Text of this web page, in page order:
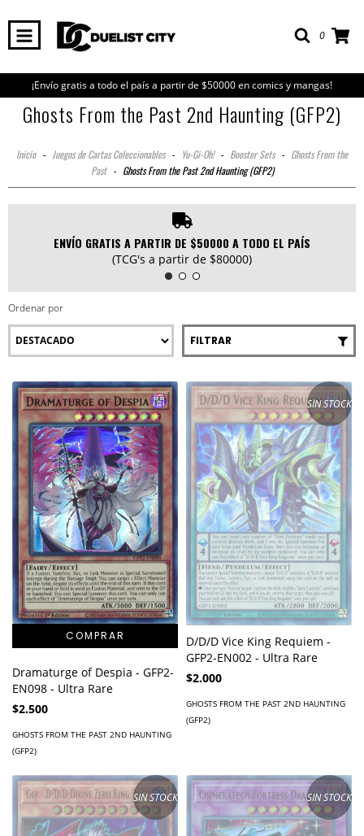
0
¡Envío gratis a todo el país a partir de $50000 en comics y mangas!
Ghosts From the Past 2nd Haunting (GFP2)
Inicio - Juegos de Cartas Coleccionables - Yu-Gi-Oh! - Booster Sets - Ghosts From the
Past - Ghosts From the Past 2nd Haunting (GFP2)
ENVÍO GRATIS A PARTIR DE $50000 A TODO EL PAÍS
(TCG's a partir de $80000)
Ordenar por
FILTRAR
Dramaturge of Despia - GFP2-
EN098 - Ultra Rare
$2.500
GHOSTS FROM THE PAST 2ND HAUNTING
(GFP2)
SIN STOCK
D/D/D Vice King Requiem -
GFP2-EN002 - Ultra Rare
$2.000
GHOSTS FROM THE PAST 2ND HAUNTING
(GFP2)
SIN STOCK SIN STOCK